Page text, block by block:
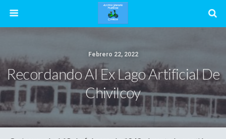
Febrero 22, 2022
Recordando Al Ex Lago Artificial De
Chivilcoy